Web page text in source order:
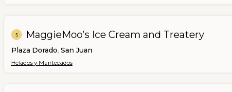
5 MaggieMoo’s Ice Cream and Treatery
Plaza Dorado, San Juan
Helados y Mantecados